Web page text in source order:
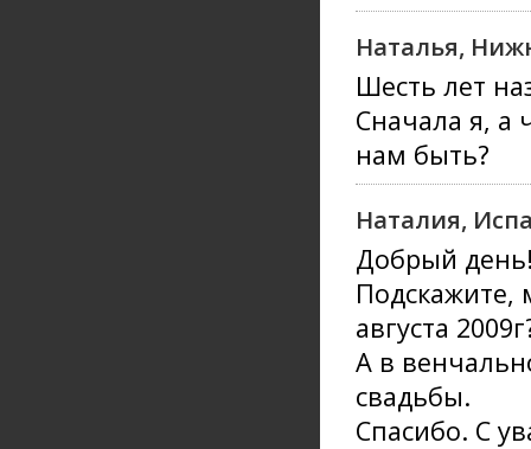
Наталья,
Шесть лет
Сначала я, а
нам быть?
Наталия,
Добрый
Подскажите,
августа
А в
свадьбы.
Спасибо. С